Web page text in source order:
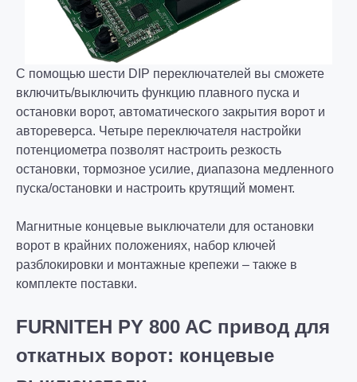
С помощью шести DIP переключателей вы сможете
включить/выключить функцию плавного пуска и
остановки ворот, автоматического закрытия ворот и
автореверса. Четыре переключателя настройки
потенциометра позволят настроить резкость
остановки, тормозное усилие, диапазона медленного
пуска/остановки и настроить крутящий момент.
Магнитные концевые выключатели для остановки
ворот в крайних положениях, набор ключей
разблокировки и монтажные крепежи – также в
комплекте поставки.
FURNITEH PY 800 AC привод для
откатных ворот: концевые